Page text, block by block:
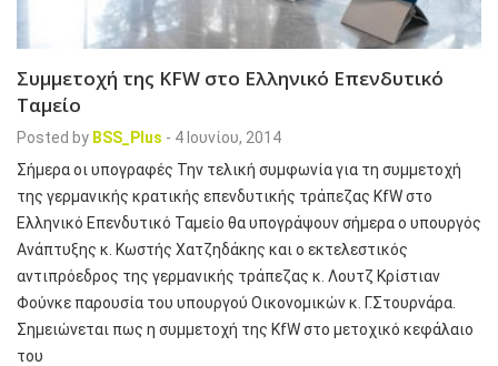
Συμμετοχή της KFW στο Ελληνικό Επενδυτικό
Ταμείο
Posted by BSS_Plus - 4 Ιουνίου, 2014
Σήμερα οι υπογραφές Την τελική συμφωνία για τη συμμετοχή
της γερμανικής κρατικής επενδυτικής τράπεζας KfW στο
Ελληνικό Επενδυτικό Ταμείο θα υπογράψουν σήμερα ο υπουργός
Ανάπτυξης κ. Κωστής Χατζηδάκης και ο εκτελεστικός
αντιπρόεδρος της γερμανικής τράπεζας κ. Λουτζ Κρίστιαν
Φούνκε παρουσία του υπουργού Οικονομικών κ. Γ.Στουρνάρα.
Σημειώνεται πως η συμμετοχή της KfW στο μετοχικό κεφάλαιο
του